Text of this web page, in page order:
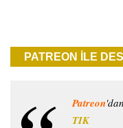
PATREON İLE
Patreon
TIK